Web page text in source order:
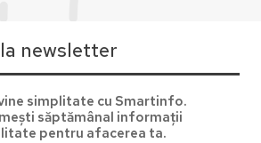
newsletter
simplitate cu Smartinfo.
săptămânal informații
pentru afacerea ta.